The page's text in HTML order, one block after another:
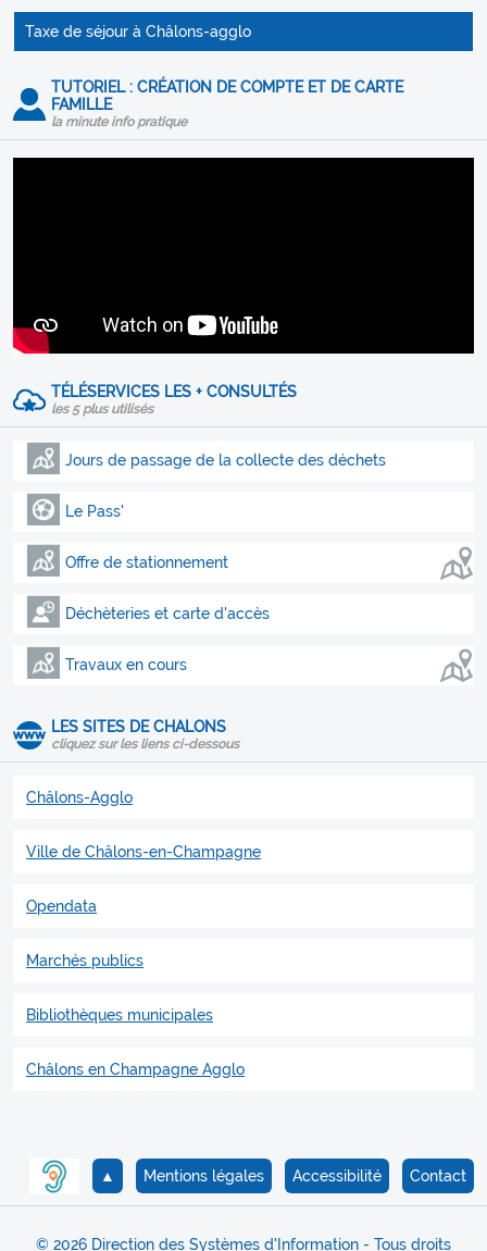
Taxe de séjour à Châlons-agglo
TUTORIEL : CRÉATION DE COMPTE ET DE CARTE
FAMILLE
la minute info pratique
TÉLÉSERVICES LES + CONSULTÉS
les 5 plus utilisés
Jours de passage de la collecte des déchets
Le Pass'
Offre de stationnement
Déchèteries et carte d'accès
Travaux en cours
LES SITES DE CHALONS
cliquez sur les liens ci-dessous
Châlons-Agglo
Ville de Châlons-en-Champagne
Opendata
Marchés publics
Bibliothèques municipales
Châlons en Champagne Agglo
Contact
Accessibilité
Mentions légales
▲
© 2026 Direction des Systèmes d'Information - Tous droits